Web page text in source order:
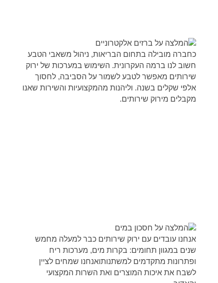
כחברה מובילה בתחום הבריאות, ניהול משאבי הטבע
חשוב לנו ברמה העקרונית. השימוש במערכות של ירוק
שירותים מאפשר לטבע לשמור על הסביבה, לחסוך
אלפי שקלים בשנה. וליהנות מהמקצועיות והשירות שאנו
מקבלים מירוק שירותים.
אנחנו עובדים עם ירוק שירותים כבר למעלה מחמש
שנים במגוון תחומים: בקרות מים, מערכות ריח
ופתרונות מתקדמים למשתנותואנחנו שמחים לציין
לשבח את איכות המוצרים ואת השרות המקצועי